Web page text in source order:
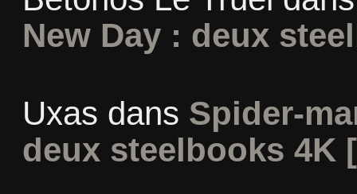
New Day : deux
Uxas dans Spider-
deux steelbooks 4K